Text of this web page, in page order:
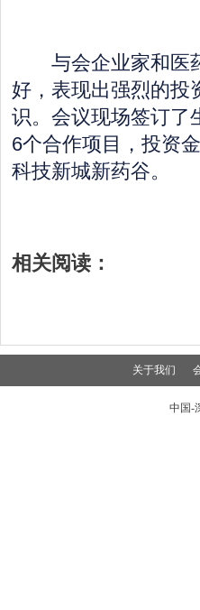
与会企业家和医药
好，表现出强烈的投
识。会议现场签订了
6个合作项目，投资
科技新城新药谷。
相关阅读：
关于我们
中国-